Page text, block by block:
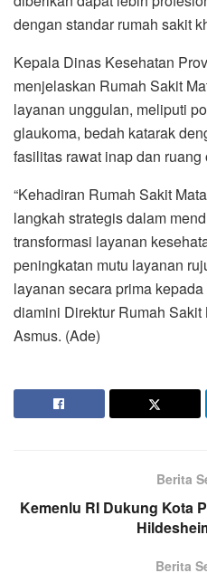
dengan standar rumah sakit
Kepala Dinas Kesehatan
menjelaskan Rumah Sakit
layanan unggulan, meliputi
glaukoma, bedah katarak
fasilitas rawat inap dan
“Kehadiran Rumah Sakit
langkah strategis dalam
transformasi layanan
peningkatan mutu layanan
layanan secara prima
diamini Direktur Rumah
Asmus. (Ade)
Berita
Kemenlu RI Dukung Kota
Berita